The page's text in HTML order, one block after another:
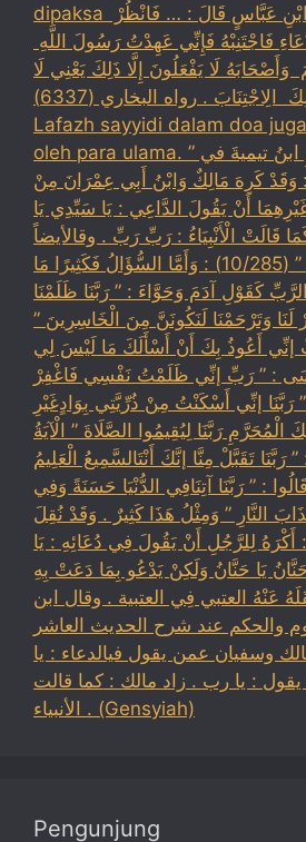
dipaksa ‏عَنْ‏‏عِكْرِمَةَ ‏، ‏عَنْ ‏ ‏ابْنِ عَبَّاسٍ ‏‏قَالَ : … فَانْظُرْ ‏‏
فَاجْتَنِبْهُ فَإِنِّي عَهِدْتُ رَسُولَ اللَّهِ
‏وَأَصْحَابَهُ لَا يَفْعَلُونَ إِلَّا ذَلِكَ ‏‏يَعْنِي لَا
يَفْعَلُونَ إِلَّا ذَلِكَ ‏ ‏الِاجْتِنَابَ . رواه البخاري (6337) .
Lafazh sayyidi dalam doa
oleh para ulama. قال شيخُ الإسلامِ ابنُ تيميةَ في ”
” (1/207) : وَقَدْ كَرِهَ مَالِكٌ وَابْنُ أَبِي عِمْرَانَ مِنْ
أَنْ يَقُولَ الدَّاعِي : يَا سَيِّدِي يَا
قَالَتْ الْأَنْبِيَاءُ : رَبِّ رَبِّ . وقالأيضاً
في ” الفتاوى ” (10/285) : وَأَمَّا السُّؤَالُ فَكَثِيرًا مَا
كَقَوْلِ آدَمَ وَحَوَّاءَ : ” رَبَّنَا ظَلَمْنَا
لَنَا وَتَرْحَمْنَا لَنَكُونَنَّ مِنَ الْخَاسِرِينَ ”
أَعُوذُ بِكَ أَنْ أَسْأَلَكَ مَا لَيْسَ لِي
: ” رَبِّ إنِّي ظَلَمْتُ نَفْسِي فَاغْفِرْ
رَبَّنَا إنِّي أَسْكَنْتُ مِنْ ذُرِّيَّتِي بِوَادٍغَيْرِ
الْمُحَرَّمِ رَبَّنَا لِيُقِيمُوا الصَّلَاةَ ” الْآيَةُ
تَقَبَّلْ مِنَّا إنَّكَ أَنْتَالسَّمِيعُ الْعَلِيمُ
: ” رَبَّنَا آتِنَافِي الدُّنْيَا حَسَنَةً وَفِي
النَّارِ ” وَمِثْلُ هَذَا كَثِيرٌ . وَقَدْ نُقِلَ
أَكْرَهُ لِلرَّجُلِ أَنْ يَقُولَ فِي دُعَائِهِ : يَا
يَا حَنَّانُ وَلَكِنْ يَدْعُو بِمَا دَعَتْ بِهِ
نَقَلَهُ عَنْهُ العتبي فِي العتبية . وقال ابن
والحكم عند شرح الحديث العاشر
مالك وسفيان عمن يقول فيالدعاء : يا
يقول : يا رب . زاد مالك : كما قالت
الأنبياء . (Gensyiah)
Pengunjung